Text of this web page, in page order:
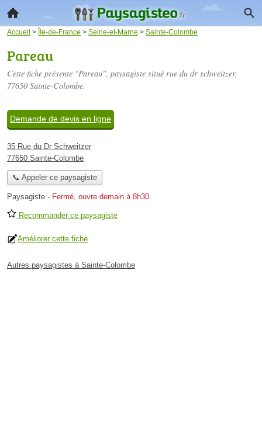
Accueil > Île-de-France > Seine-et-Marne > Sainte-Colombe
Pareau
Cette fiche présente "Pareau", paysagiste situé rue du dr schweitzer,
77650 Sainte-Colombe.
Demande de devis en ligne
35 Rue du Dr Schweitzer
77650 Sainte-Colombe
📞 Appeler ce paysagiste
Paysagiste - Fermé, ouvre demain à 8h30
Recommander ce paysagiste
Améliorer cette fiche
Autres paysagistes à Sainte-Colombe